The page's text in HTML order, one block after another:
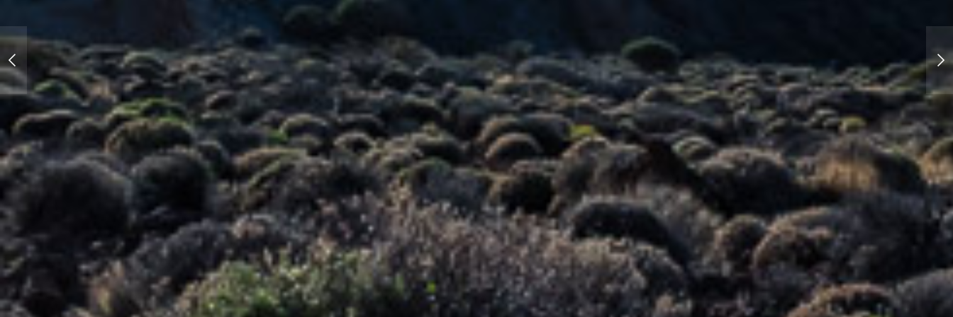
Milchstraßenpanorama -
Cañadas del Teide
Küstenvögeln